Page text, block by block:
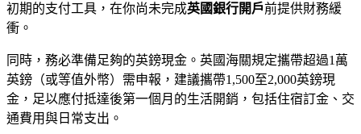
初期的支付工具，在你尚未完成英國銀行開戶前提供財務緩
衝。
同時，務必準備足夠的英鎊現金。英國海關規定攜帶超過1萬
英鎊（或等值外幣）需申報，建議攜帶1,500至2,000英鎊現
金，足以應付抵達後第一個月的生活開銷，包括住宿訂金、交
通費用與日常支出。